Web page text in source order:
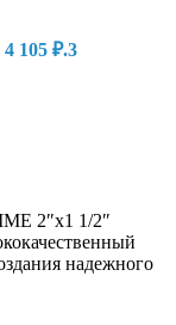
105 ₽.3
2″х1 1/2″
надежного